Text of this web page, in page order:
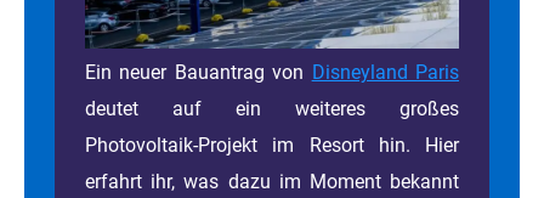
Ein neuer Bauantrag von Disneyland Paris
deutet auf ein weiteres großes
Photovoltaik-Projekt im Resort hin. Hier
erfahrt ihr, was dazu im Moment bekannt